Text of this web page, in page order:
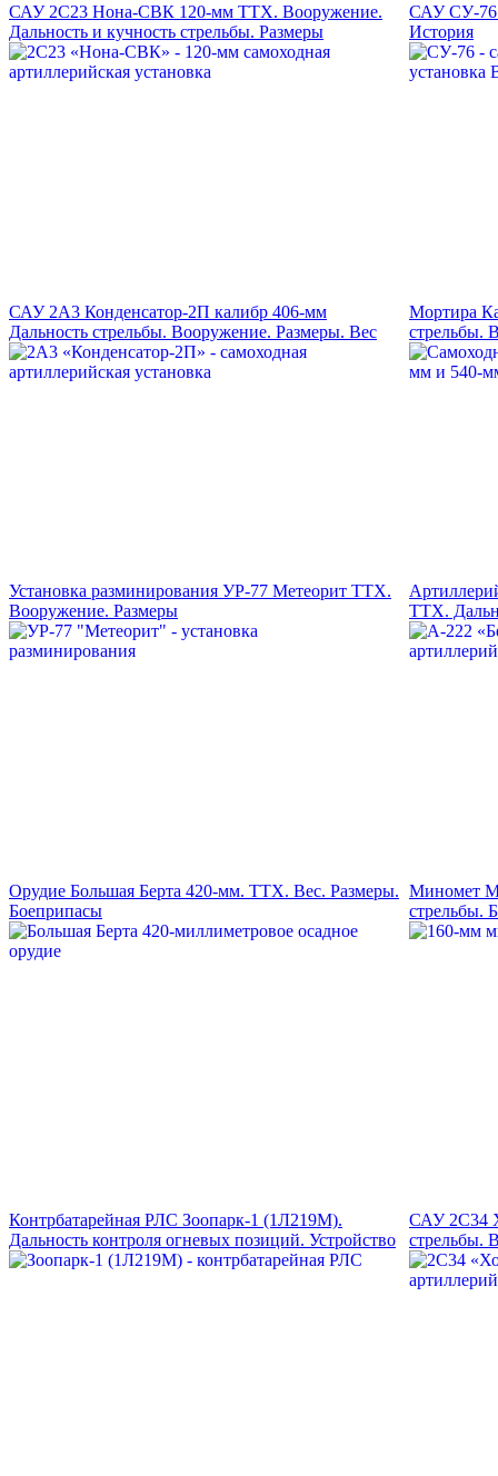
САУ 2С23 Нона-СВК 120-мм ТТХ. Вооружение.
Дальность и кучность стрельбы. Размеры
САУ СУ-76.
История
САУ 2А3 Конденсатор-2П калибр 406-мм
Дальность стрельбы. Вооружение. Размеры. Вес
Мортира
стрельбы.
Установка разминирования УР-77 Метеорит ТТХ.
Вооружение. Размеры
ТТХ.
Орудие Большая Берта 420-мм. ТТХ. Вес. Размеры.
Боеприпасы
Миномет
стрельбы.
Контрбатарейная РЛС Зоопарк-1 (1Л219М).
Дальность контроля огневых позиций. Устройство
САУ 2С34
стрельбы.